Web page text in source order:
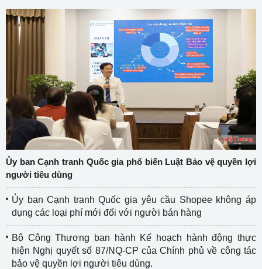
Ủy ban Cạnh tranh Quốc gia phổ biến Luật Bảo vệ quyền lợi
người tiêu dùng
Ủy ban Cạnh tranh Quốc gia yêu cầu Shopee không áp
dụng các loại phí mới đối với người bán hàng
Bộ Công Thương ban hành Kế hoạch hành động thực
hiện Nghị quyết số 87/NQ-CP của Chính phủ về công tác
bảo vệ quyền lợi người tiêu dùng.